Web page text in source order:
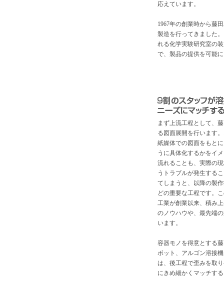
応えています。
1967年の創業時から藤
製造を行ってきました
れる化学実験研究室の
で、製品の提供を可能
まず上流工程として、
る図面展開を行います
紙媒体での図面をもと
うに具体化するかをイ
流れることも、実際の
うトラブルが発生する
てしまうと、以降の製
どの重要な工程です。
工業が創業以来、積み
のノウハウや、最先端
います。
容器モノを得意とする
ボット、アルゴン溶接
は、後工程で歪みを取
にきめ細かくマッチす